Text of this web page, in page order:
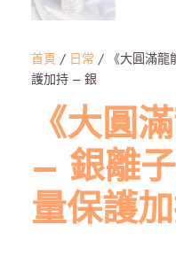
首頁 / 日常 / 《大圓滿龍
護加持 – 銀
《大圓
– 銀離
量保護